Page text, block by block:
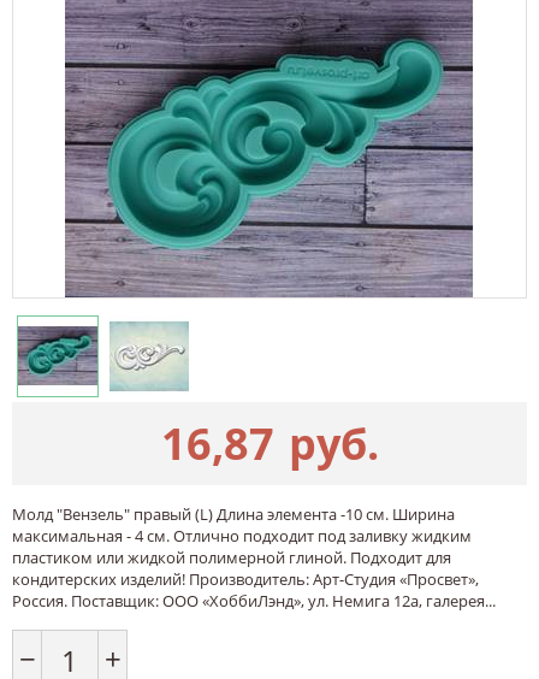
16,87 руб.
Молд "Вензель" правый (L) Длина элемента -10 см. Ширина
максимальная - 4 см. Отлично подходит под заливку жидким
пластиком или жидкой полимерной глиной. Подходит для
кондитерских изделий! Производитель: Арт-Студия «Просвет»,
Россия. Поставщик: ООО «ХоббиЛэнд», ул. Немига 12а, галерея...
− +